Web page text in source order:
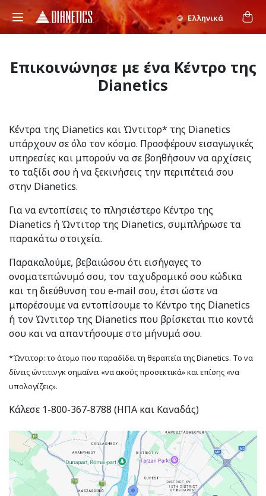
Ελληνικά
Επικοινώνησε με ένα Κέντρο της
Dianetics
Κέντρα της Dianetics και Ώντιτορ* της Dianetics
υπάρχουν σε όλο τον κόσμο. Προσφέρουν εισαγωγικές
υπηρεσίες και μπορούν να σε βοηθήσουν να αρχίσεις
το ταξίδι σου ή να ξεκινήσεις την περιπέτειά σου
στην Dianetics.
Για να εντοπίσεις το πλησιέστερο Κέντρο της
Dianetics ή Ώντιτορ της Dianetics, συμπλήρωσε τα
παρακάτω στοιχεία.
Παρακαλούμε, βεβαιώσου ότι εισήγαγες το
ονοματεπώνυμό σου, τον ταχυδρομικό σου κώδικα
και τη διεύθυνση του e‑mail σου, έτσι ώστε να
μπορέσουμε να εντοπίσουμε το Κέντρο της Dianetics
ή τον Ώντιτορ της Dianetics που βρίσκεται πιο κοντά
σου και να απαντήσουμε στο μήνυμά σου.
*Ώντιτορ: το άτομο που παραδίδει τη θεραπεία της Dianetics. Το να
δίνεις ώντιτινγκ σημαίνει «να ακούς προσεκτικά» και επίσης «να
υπολογίζεις».
Κάλεσε 1-800-367-8788 (ΗΠΑ και Καναδάς)